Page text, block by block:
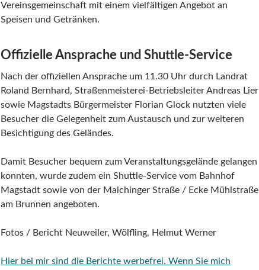
Vereinsgemeinschaft mit einem vielfältigen Angebot an
Speisen und Getränken.
Offizielle Ansprache und Shuttle-Service
Nach der offiziellen Ansprache um 11.30 Uhr durch Landrat
Roland Bernhard, Straßenmeisterei-Betriebsleiter Andreas Lier
sowie Magstadts Bürgermeister Florian Glock nutzten viele
Besucher die Gelegenheit zum Austausch und zur weiteren
Besichtigung des Geländes.
Damit Besucher bequem zum Veranstaltungsgelände gelangen
konnten, wurde zudem ein Shuttle-Service vom Bahnhof
Magstadt sowie von der Maichinger Straße / Ecke Mühlstraße
am Brunnen angeboten.
Fotos / Bericht Neuweiler, Wölfling, Helmut Werner
Hier bei mir sind die Berichte werbefrei. Wenn Sie mich